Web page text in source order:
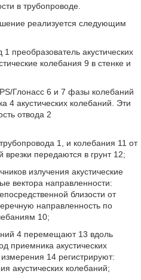
в трубопроводе.
реализуется следующим
преобразователь акустических
колебания 9 в стенке и
Глонасс 6 и 7 фазы колебаний
4 акустических колебаний. Эти
отвода 2
1, и колебания 11 от
передаются в грунт 12;
излучения акустические
вектора направленности:
близости от
направленность по
10;
4 перемещают 13 вдоль
приемника акустических
14 регистрируют:
акустических колебаний;